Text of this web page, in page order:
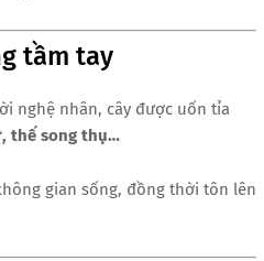
tầm tay
nghệ nhân, cây được uốn tỉa
thế song thụ…
gian sống, đồng thời tôn lên